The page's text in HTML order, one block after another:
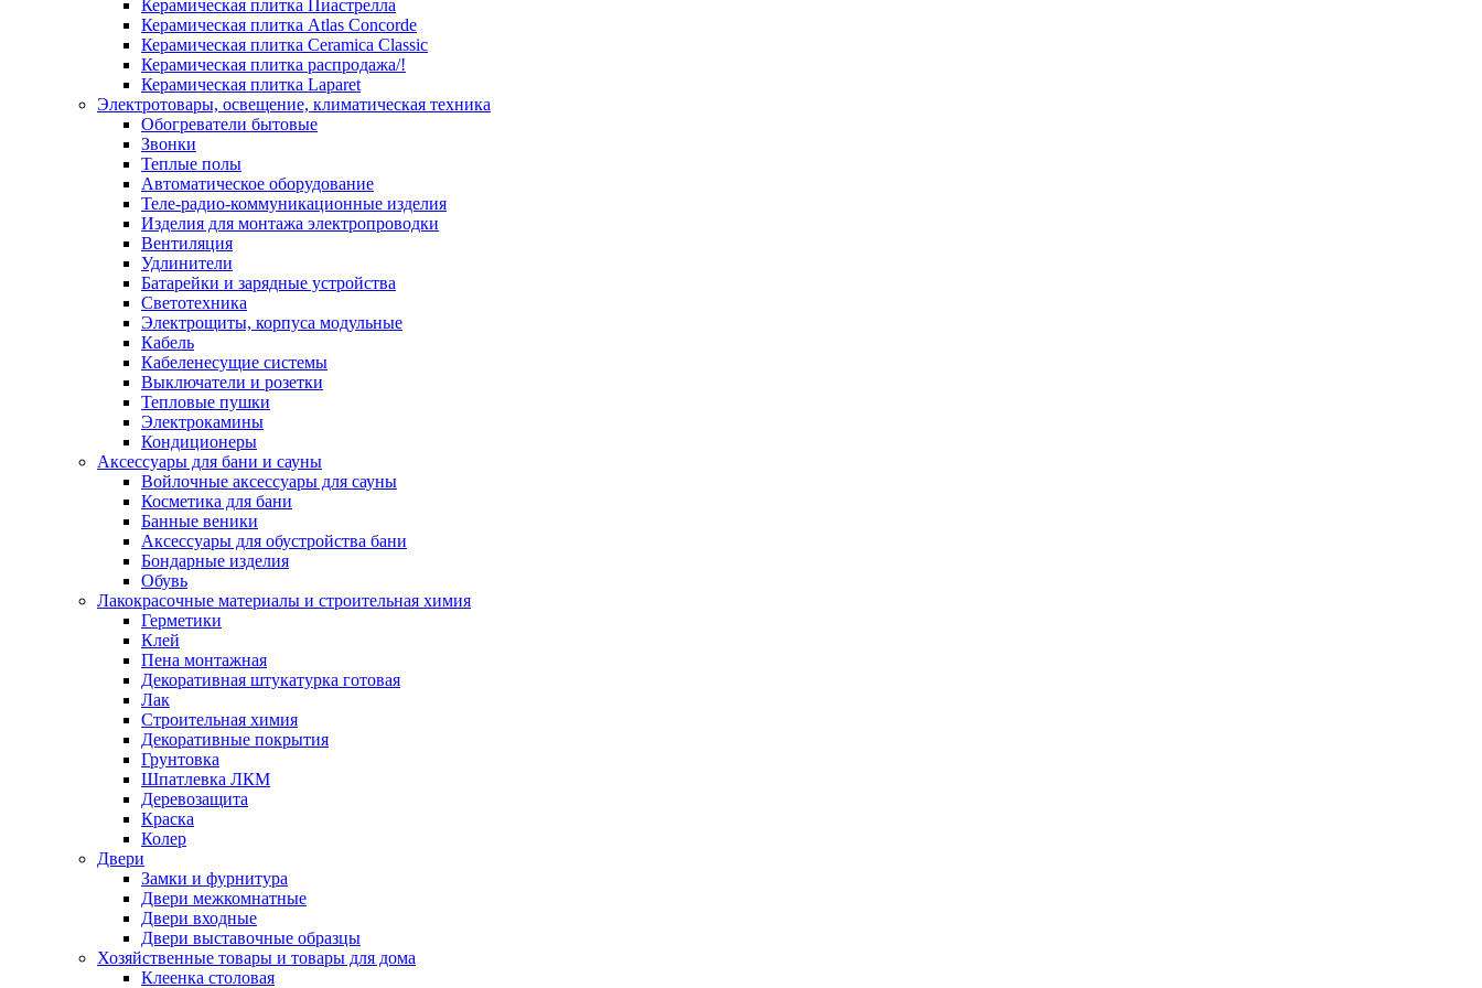
Керамическая плитка Пиастрелла
Керамическая плитка Atlas Concorde
Керамическая плитка Ceramica Classic
Керамическая плитка распродажа/!
Керамическая плитка Laparet
Электротовары, освещение, климатическая техника
Обогреватели бытовые
Звонки
Теплые полы
Автоматическое оборудование
Теле-радио-коммуникационные изделия
Изделия для монтажа электропроводки
Вентиляция
Удлинители
Батарейки и зарядные устройства
Светотехника
Электрощиты, корпуса модульные
Кабель
Кабеленесущие системы
Выключатели и розетки
Тепловые пушки
Электрокамины
Кондиционеры
Аксессуары для бани и сауны
Войлочные аксессуары для сауны
Косметика для бани
Банные веники
Аксессуары для обустройства бани
Бондарные изделия
Обувь
Лакокрасочные материалы и строительная химия
Герметики
Клей
Пена монтажная
Декоративная штукатурка готовая
Лак
Строительная химия
Декоративные покрытия
Грунтовка
Шпатлевка ЛКМ
Деревозащита
Краска
Колер
Двери
Замки и фурнитура
Двери межкомнатные
Двери входные
Двери выставочные образцы
Хозяйственные товары и товары для дома
Клеенка столовая